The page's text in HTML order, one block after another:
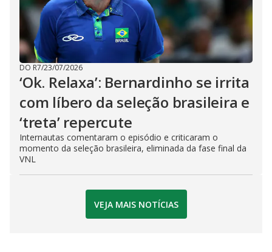
DO R7/23/07/2026
‘Ok. Relaxa’: Bernardinho se irrita
com líbero da seleção brasileira e
‘treta’ repercute
Internautas comentaram o episódio e criticaram o
momento da seleção brasileira, eliminada da fase final da
VNL
VEJA MAIS NOTÍCIAS